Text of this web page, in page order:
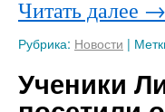
Читать далее →
Рубрика: Новости |
Ученики